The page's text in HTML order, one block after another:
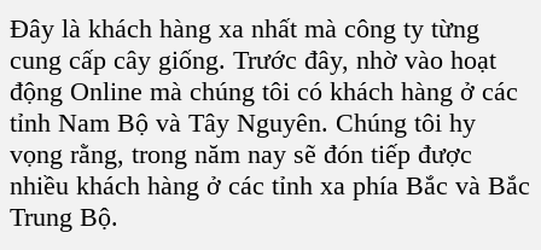
Đây là khách hàng xa nhất mà công ty từng
cung cấp cây giống. Trước đây, nhờ vào hoạt
động Online mà chúng tôi có khách hàng ở các
tỉnh Nam Bộ và Tây Nguyên. Chúng tôi hy
vọng rằng, trong năm nay sẽ đón tiếp được
nhiều khách hàng ở các tỉnh xa phía Bắc và Bắc
Trung Bộ.